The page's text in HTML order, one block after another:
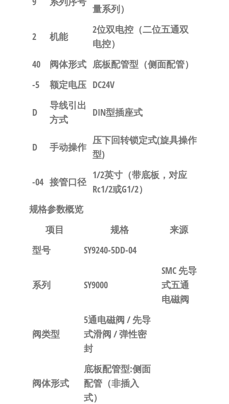
量系列）
2 机能
2位双电控（二位五通双
电控）
40
阀体形式 底板配管型（侧面配管）
-5
额定电压 DC24V
D
导线引出
方式
DIN型插座式
D 手动操作
压下回转锁定式(旋具操作
型)
-04 接管口径
1/2英寸（带底板，对应
Rc1/2或G1/2）
规格参数概览
项目
规格
来源
型号
SY9240-5DD-04
系列 SY9000
SMC 先导
式五通
电磁阀
阀类型
5通电磁阀 / 先导
式滑阀 / 弹性密
封
阀体形式
底板配管型:侧面
配管（非插入
式）